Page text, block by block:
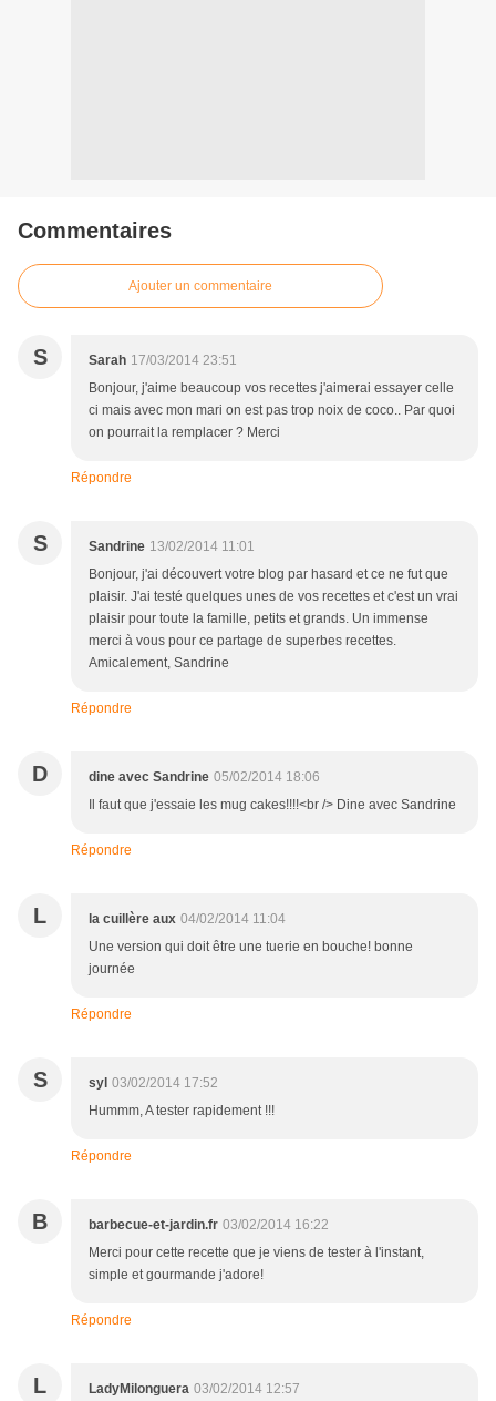
Commentaires
Ajouter un commentaire
S Sarah 17/03/2014 23:51
Bonjour, j'aime beaucoup vos recettes j'aimerai essayer celle
ci mais avec mon mari on est pas trop noix de coco.. Par quoi
on pourrait la remplacer ? Merci
Répondre
S Sandrine 13/02/2014 11:01
Bonjour, j'ai découvert votre blog par hasard et ce ne fut que
plaisir. J'ai testé quelques unes de vos recettes et c'est un vrai
plaisir pour toute la famille, petits et grands. Un immense
merci à vous pour ce partage de superbes recettes.
Amicalement, Sandrine
Répondre
D dine avec Sandrine 05/02/2014 18:06
Il faut que j'essaie les mug cakes!!!!<br /> Dine avec Sandrine
Répondre
L la cuillère aux 04/02/2014 11:04
Une version qui doit être une tuerie en bouche! bonne
journée
Répondre
S syl 03/02/2014 17:52
Hummm, A tester rapidement !!!
Répondre
B barbecue-et-jardin.fr 03/02/2014 16:22
Merci pour cette recette que je viens de tester à l'instant,
simple et gourmande j'adore!
Répondre
L LadyMilonguera 03/02/2014 12:57